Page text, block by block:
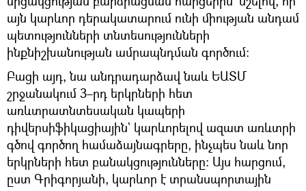
այն կարևոր դերակատարում ունի միության անդամ
պետությունների տնտեսությունների
ինքնիշխանության ամրապնդման գործում։
Բացի այդ, նա անդրադարձավ նաև ԵԱՏՄ
շրջանակում 3–րդ երկրների հետ
առևտրատնտեսական կապերի
դիվերսիֆիկացիային` կարևորելով ազատ առևտրի
գծով գործող համաձայնագրերը, ինչպես նաև նոր
երկրների հետ բանակցությունները։ Այս հարցում,
ըստ Գրիգորյանի, կարևոր է տրանսպորտային